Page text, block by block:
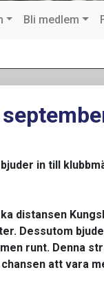
Bli medlem
in till
distansen
Dessutom
runt. Denna
att vara